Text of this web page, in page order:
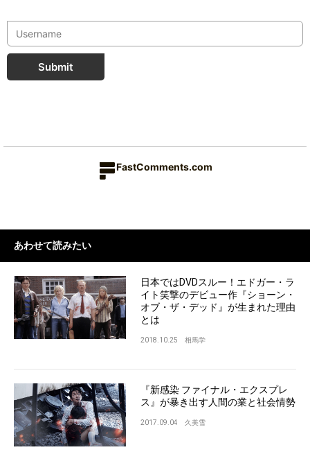
Submit
FastComments.com
あわせて読みたい
日本ではDVDスルー！エドガー・ラ
イト笑撃のデビュー作『ショーン・
オブ・ザ・デッド』が生まれた理由
とは
2018.10.25 相馬学
『新感染 ファイナル・エクスプレ
ス』が暴き出す人間の業と社会情勢
2017.09.04 久美雪